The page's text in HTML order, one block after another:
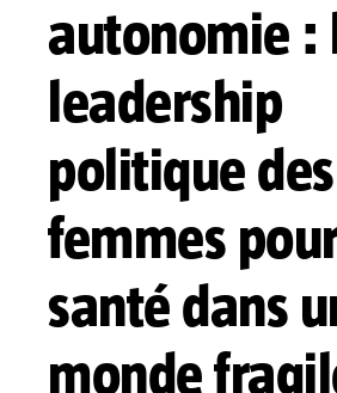
autonomie :
leadership
politique des
femmes
santé dans
monde